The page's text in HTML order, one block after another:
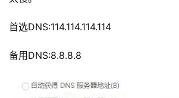
首选DNS:114.114.114.114
备用DNS:8.8.8.8